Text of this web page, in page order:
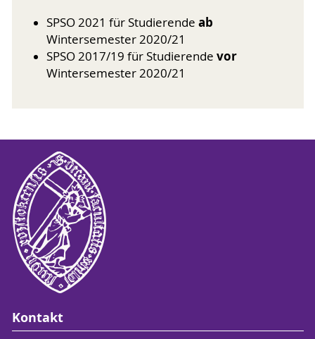
SPSO 2021 für Studierende ab
Wintersemester 2020/21
SPSO 2017/19 für Studierende vor
Wintersemester 2020/21
Kontakt